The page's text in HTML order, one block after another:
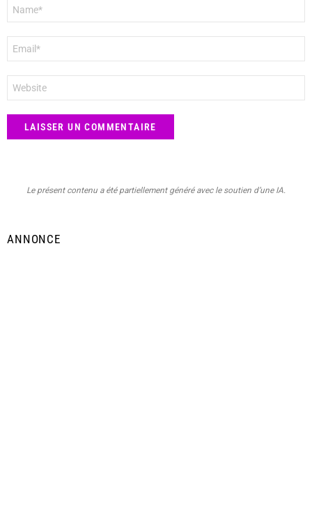
mail
*
web
Le présent contenu a été partiellement généré avec le soutien d’une IA.
ANNONCE